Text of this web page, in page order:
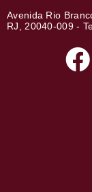
Avenida Rio
RJ, 20040-009 -